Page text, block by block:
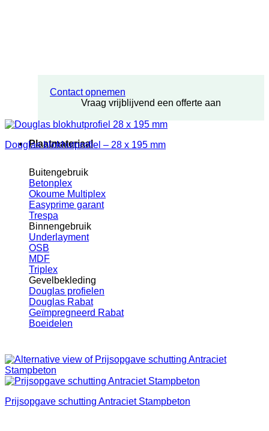
Contact opnemen
Vraag vrijblijvend een offerte aan
Plaatmateriaal
Buitengebruik
Betonplex
Okoume Multiplex
Easyprime garant
Trespa
Binnengebruik
Underlayment
OSB
MDF
Triplex
Gevelbekleding
Douglas profielen
Douglas Rabat
Geïmpregneerd Rabat
Boeidelen
Douglas blokhutprofiel – 28 x 195 mm
Prijsopgave schutting Antraciet Stampbeton